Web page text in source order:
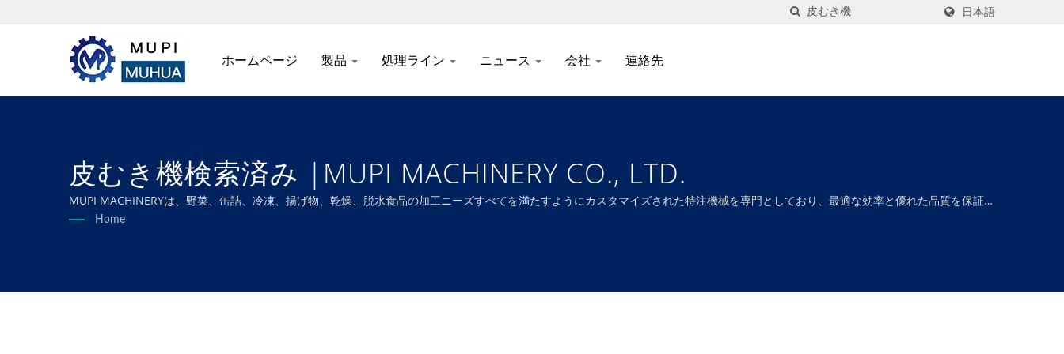
日本語
ホームページ 製品 処理ライン ニュース 会社 連絡先
皮むき機検索済み |MUPI MACHINERY CO., LTD.
MUPI MACHINERYは、野菜、缶詰、冷凍、揚げ物、乾燥、脱水食品の加工ニーズすべてを満たすようにカスタマイズされた特注機械を専門としており、最適な効率と優れた品質を保証し
ます。Home